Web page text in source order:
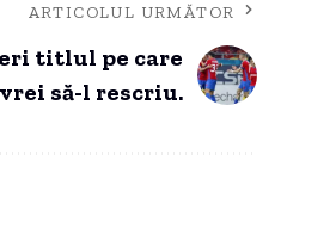
ARTICOLUL URMĂTOR
titlul pe care
vrei să-l rescriu.